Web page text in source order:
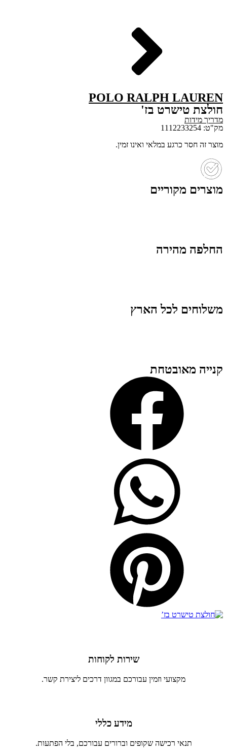
POLO RALPH LAUREN
חולצת טישרט בז'
מדריך מידות
מק"ט: 1112233254
מוצר זה חסר כרגע במלאי ואינו זמין.
מוצרים מקוריים
החלפה מהירה
משלוחים לכל הארץ
קנייה מאובטחת
שירות לקוחות
מקצועי וזמין עבורכם במגוון דרכים ליצירת קשר.
מידע כללי
תנאי רכישה שקופים וברורים עבורכם, בלי הפתעות.